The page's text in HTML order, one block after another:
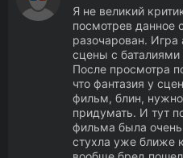
Я не великий
посмотрев данное
разочарован.
сцены с
После просмотра
что фантазия у
фильм, блин,
придумать. И тут
фильма была
стухла уже ближе